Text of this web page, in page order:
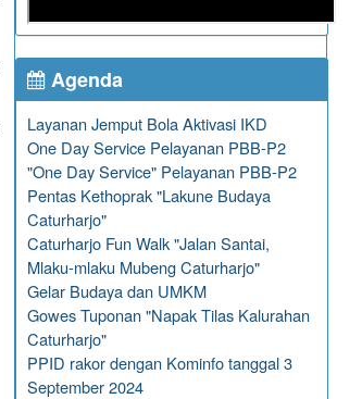
Agenda
Layanan Jemput Bola Aktivasi IKD
One Day Service Pelayanan PBB-P2
"One Day Service" Pelayanan PBB-P2
Pentas Kethoprak "Lakune Budaya
Caturharjo"
Caturharjo Fun Walk "Jalan Santai,
Mlaku-mlaku Mubeng Caturharjo"
Gelar Budaya dan UMKM
Gowes Tuponan "Napak Tilas Kalurahan
Caturharjo"
PPID rakor dengan Kominfo tanggal 3
September 2024